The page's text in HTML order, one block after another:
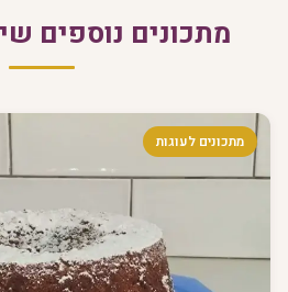
מתכונים נוספים
מתכונים לעוגות